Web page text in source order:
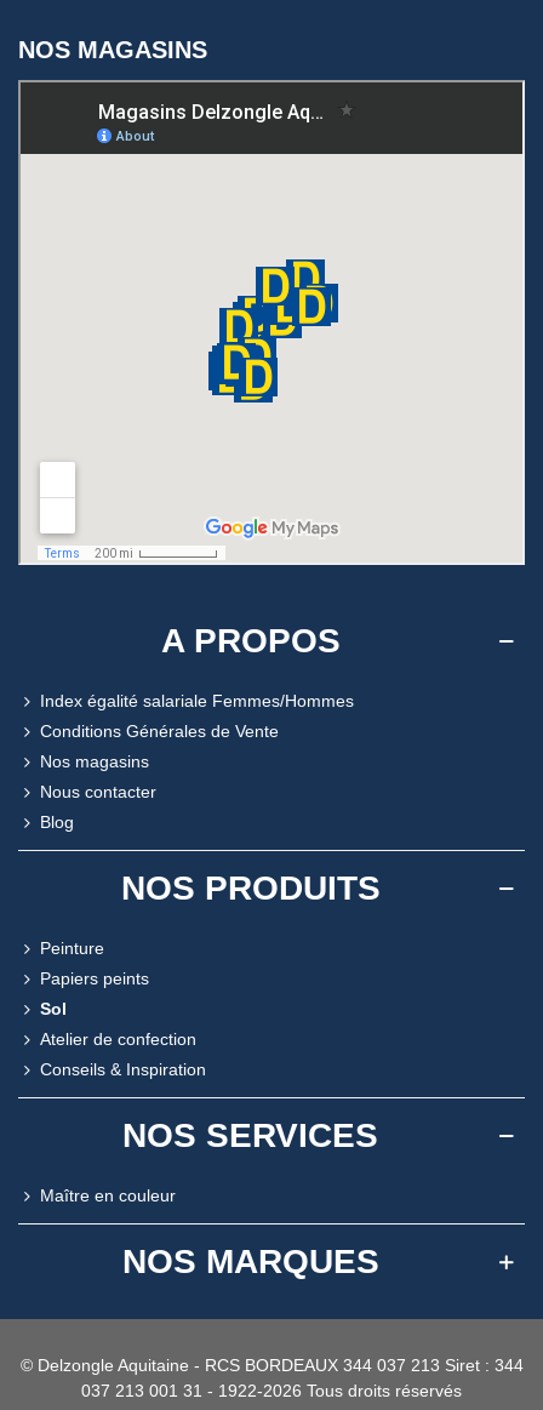
NOS MAGASINS
A PROPOS
Index égalité salariale Femmes/Hommes
Conditions Générales de Vente
Nos magasins
Nous contacter
Blog
NOS PRODUITS
Peinture
Papiers peints
Sol
Atelier de confection
Conseils & Inspiration
NOS SERVICES
Maître en couleur
NOS MARQUES
© Delzongle Aquitaine - RCS BORDEAUX 344 037 213 Siret : 344
037 213 001 31 - 1922-2026 Tous droits réservés